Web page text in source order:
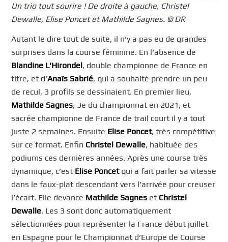
Un trio tout sourire ! De droite à gauche, Christel
Dewalle, Elise Poncet et Mathilde Sagnes. © DR
Autant le dire tout de suite, il n’y a pas eu de grandes
surprises dans la course féminine. En l’absence de
Blandine L’Hirondel, double championne de France en
titre, et d’Anaïs Sabrié, qui a souhaité prendre un peu
de recul, 3 profils se dessinaient. En premier lieu,
Mathilde Sagnes, 3e du championnat en 2021, et
sacrée championne de France de trail court il y a tout
juste 2 semaines. Ensuite Elise Poncet, très compétitive
sur ce format. Enfin Christel Dewalle, habituée des
podiums ces dernières années. Après une course très
dynamique, c’est Elise Poncet qui a fait parler sa vitesse
dans le faux-plat descendant vers l’arrivée pour creuser
l’écart. Elle devance Mathilde Sagnes et Christel
Dewalle. Les 3 sont donc automatiquement
sélectionnées pour représenter la France début juillet
en Espagne pour le Championnat d’Europe de Course